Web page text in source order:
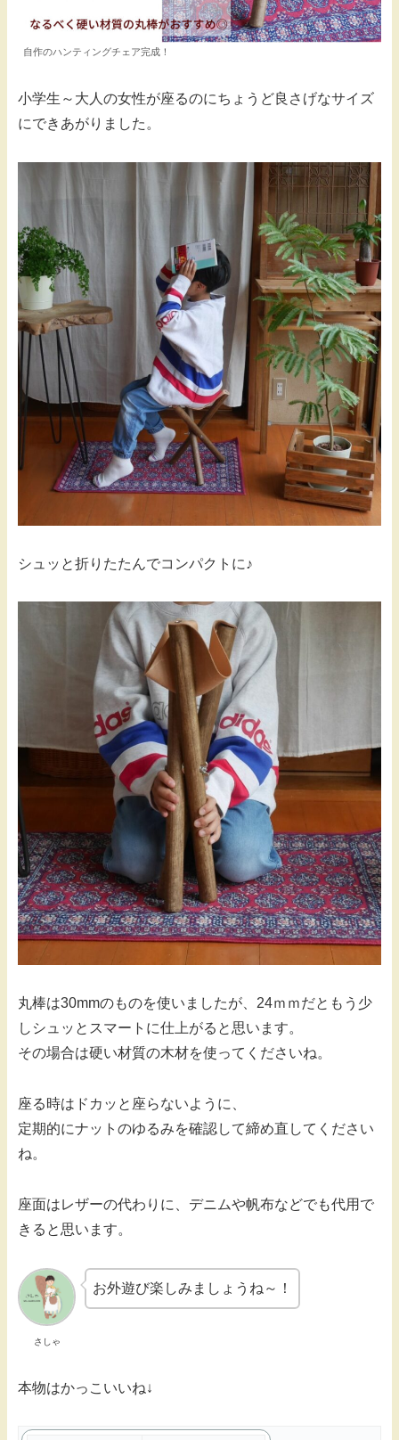
自作のハンティングチェア完成！
小学生～大人の女性が座るのにちょうど良さげなサイズ
にできあがりました。
シュッと折りたたんでコンパクトに♪
丸棒は30mmのものを使いましたが、24ｍｍだともう少
しシュッとスマートに仕上がると思います。
その場合は硬い材質の木材を使ってくださいね。
座る時はドカッと座らないように、
定期的にナットのゆるみを確認して締め直してください
ね。
座面はレザーの代わりに、デニムや帆布などでも代用で
きると思います。
さしゃ
お外遊び楽しみましょうね～！
本物はかっこいいね↓